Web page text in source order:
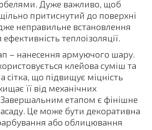
Дуже важливо, щоб
притиснутий до поверхні
неправильне встановлення
теплоізоляції.
– нанесення армуючого шару.
клейова суміш та
сітка, що підвищує міцність
її від механічних
етапом є фінішне
Це може бути декоративна
або облицювання